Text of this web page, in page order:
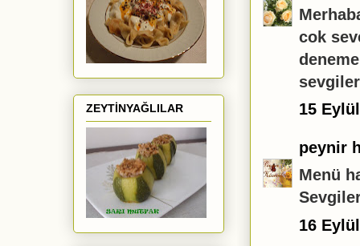
cok
15
peynir
Menü
16
ZEYTİNYAĞLILAR